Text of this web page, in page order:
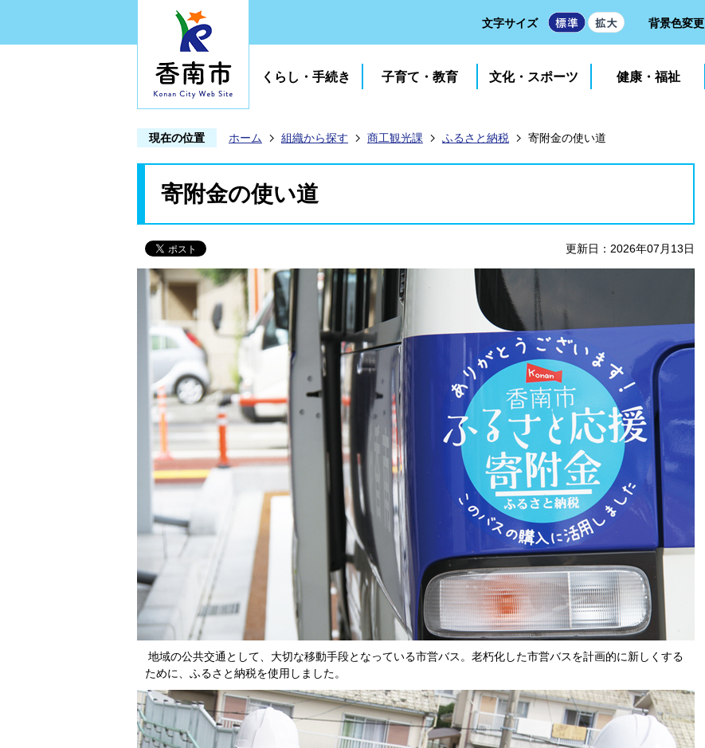
文字サイズ 背景色変更
くらし・手続き 子育て・教育 文化・スポーツ 健康・福祉
現在の位置 ホーム 組織から探す 商工観光課 ふるさと納税 寄附金の使い道
寄附金の使い道
更新日：2026年07月13日
地域の公共交通として、大切な移動手段となっている市営バス。老朽化した市営バスを計画的に新しくする
ために、ふるさと納税を使用しました。